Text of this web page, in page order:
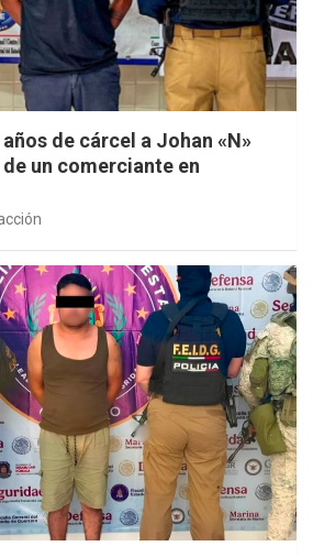
de cárcel a Johan «N»
un comerciante en